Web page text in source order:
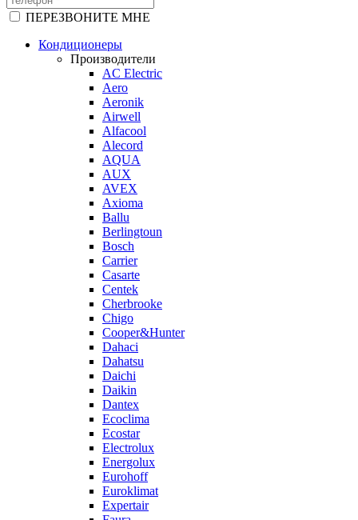
ПЕРЕЗВОНИТЕ МНЕ
Кондиционеры
Производители
AC Electric
Aero
Aeronik
Airwell
Alfacool
Alecord
AQUA
AUX
AVEX
Axioma
Ballu
Berlingtoun
Bosch
Carrier
Casarte
Centek
Cherbrooke
Chigo
Cooper&Hunter
Dahaci
Dahatsu
Daichi
Daikin
Dantex
Ecoclima
Ecostar
Electrolux
Energolux
Eurohoff
Euroklimat
Expertair